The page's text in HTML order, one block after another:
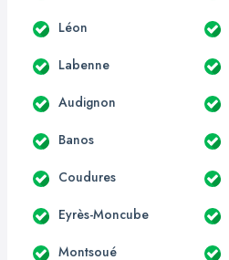
Léon
Labenne
Audignon
Banos
Coudures
Eyrès-Moncube
Montsoué